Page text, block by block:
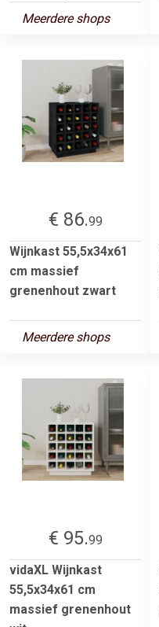
Meerdere shops
€ 86.99
Wijnkast 55,5x34x61
cm massief
grenenhout zwart
Meerdere shops
€ 95.99
vidaXL Wijnkast
55,5x34x61 cm
massief grenenhout